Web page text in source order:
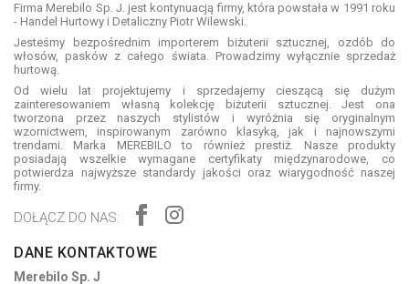
Firma Merebilo Sp. J. jest kontynuacją firmy, która powstała w 1991 roku
- Handel Hurtowy i Detaliczny Piotr Wilewski.
Jesteśmy bezpośrednim importerem biżuterii sztucznej, ozdób do
włosów, pasków z całego świata. Prowadzimy wyłącznie sprzedaż
hurtową.
Od wielu lat projektujemy i sprzedajemy cieszącą się dużym
zainteresowaniem własną kolekcję biżuterii sztucznej. Jest ona
tworzona przez naszych stylistów i wyróżnia się oryginalnym
wzornictwem, inspirowanym zarówno klasyką, jak i najnowszymi
trendami. Marka MEREBILO to również prestiż. Nasze produkty
posiadają wszelkie wymagane certyfikaty międzynarodowe, co
potwierdza najwyższe standardy jakości oraz wiarygodność naszej
firmy.
DOŁĄCZ DO NAS:
DANE KONTAKTOWE
Merebilo Sp. J